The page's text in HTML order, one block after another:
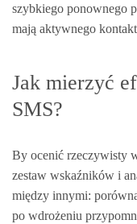
szybkiego ponownego
mają aktywnego
Jak mierzyć
SMS?
By ocenić rzeczywisty
zestaw wskaźników i
między innymi:
po wdrożeniu